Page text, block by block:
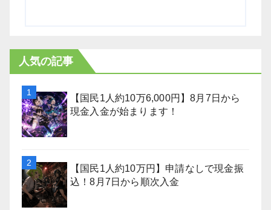
人気の記事
【国民1人約10万6,000円】8月7日から
現金入金が始まります！
【国民1人約10万円】申請なしで現金振
込！8月7日から順次入金